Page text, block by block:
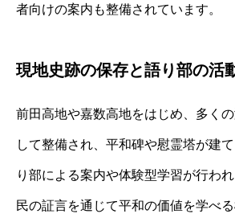
者向けの案内も整備されています。
現地史跡の保存と語り部の活
前田高地や嘉数高地をはじめ、多く
して整備され、平和碑や慰霊塔が建
り部による案内や体験型学習が行わ
民の証言を通じて平和の価値を学べ